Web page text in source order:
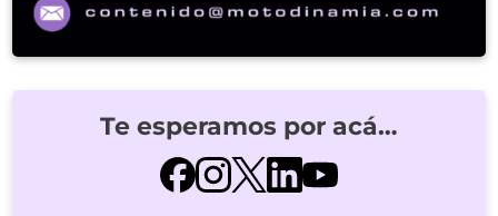
Te esperamos por acá…